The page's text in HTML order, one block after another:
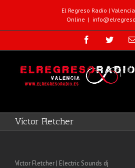
El Regreso Radio |
Online |
Víctor Fletcher
Víctor Fletcher | Electric Sounds dj